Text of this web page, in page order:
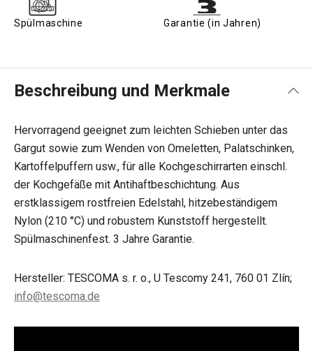
Spülmaschine Garantie (in Jahren)
Beschreibung und Merkmale
Hervorragend geeignet zum leichten Schieben unter das
Gargut sowie zum Wenden von Omeletten, Palatschinken,
Kartoffelpuffern usw., für alle Kochgeschirrarten einschl.
der Kochgefäße mit Antihaftbeschichtung. Aus
erstklassigem rostfreien Edelstahl, hitzebeständigem
Nylon (210 °C) und robustem Kunststoff hergestellt.
Spülmaschinenfest. 3 Jahre Garantie.
Hersteller: TESCOMA s. r. o., U Tescomy 241, 760 01 Zlín;
info@tescoma.de